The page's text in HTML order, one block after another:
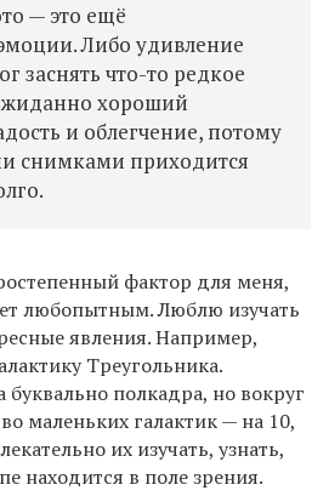
— это ещё
Либо удивление
заснять что-то редкое
хороший
и облегчение, потому
снимками приходится
фактор для меня,
любопытным. Люблю изучать
явления. Например,
Треугольника.
буквально полкадра, но вокруг
маленьких галактик — на 10,
их изучать, узнать,
находится в поле зрения.